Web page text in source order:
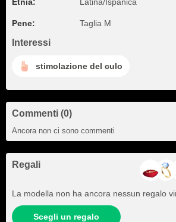
Pene: Taglia M
Interessi
stimolazione del culo
Commenti (0)
Ancora non ci sono commenti
Regali
La modella non ha ancora nessun regalo
Scegli un regalo